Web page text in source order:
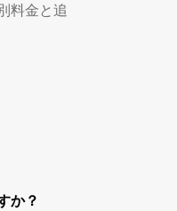
料金と追
か？